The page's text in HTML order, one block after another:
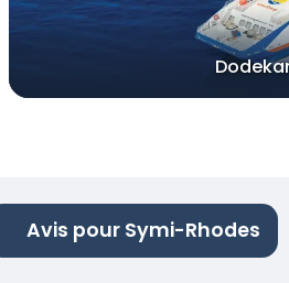
Avis pour Symi-Rhodes